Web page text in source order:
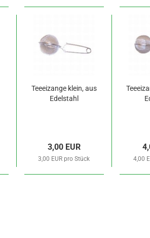
Teeeizange klein, aus
Edelstahl
3,00 EUR
3,00 EUR pro Stück 4,00